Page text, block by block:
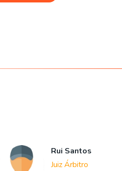
Rui Santos
Juiz Árbitro